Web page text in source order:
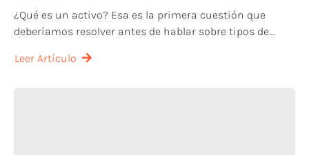
¿Qué es un activo? Esa es la primera cuestión que
deberíamos resolver antes de hablar sobre tipos de...
Leer Artículo